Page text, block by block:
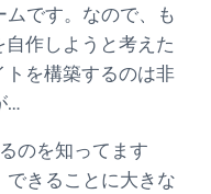
です。なので、も
作しようと考えた
を構築するのは非
…
のを知ってます
きることに大きな